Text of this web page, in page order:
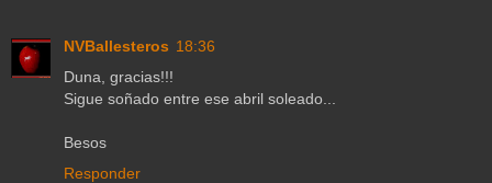
NVBallesteros 18:36
Duna, gracias!!!
Sigue soñado entre ese abril soleado...
Besos
Responder